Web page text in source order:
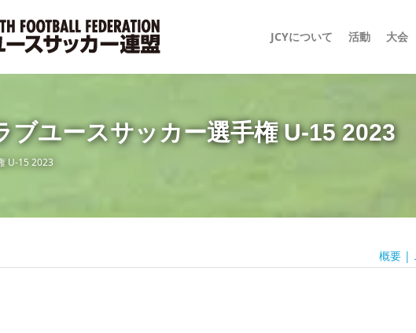
JCYについて 活動 大会
ブユースサッカー選手権 U-15 2023
U-15 2023
概要 |